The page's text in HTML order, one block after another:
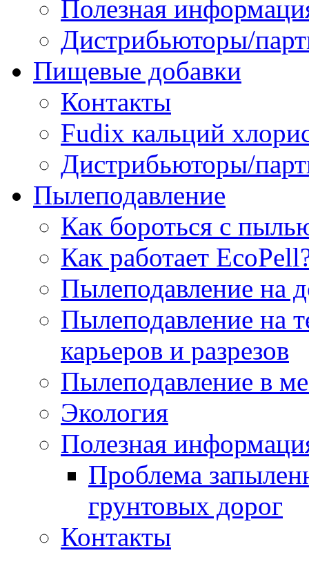
Полезная
Дистрибьюторы/
Пищевые добавки
Контакты
Fudix кальций
Дистрибьюторы/
Пылеподавление
Как бороться с
Как работает
Пылеподавление на
Пылеподавление на
карьеров и разрезов
Пылеподавление в
Экология
Полезная
Проблема
грунтовых дорог
Контакты